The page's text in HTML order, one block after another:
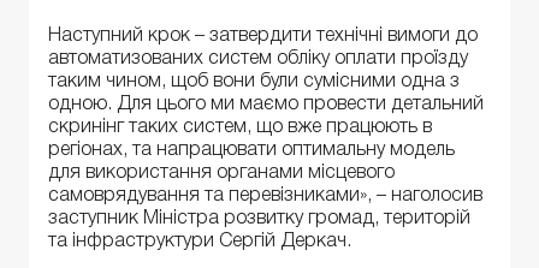
Наступний крок – затвердити технічні вимоги до
автоматизованих систем обліку оплати проїзду
таким чином, щоб вони були сумісними одна з
одною. Для цього ми маємо провести детальний
скринінг таких систем, що вже працюють в
регіонах, та напрацювати оптимальну модель
для використання органами місцевого
самоврядування та перевізниками», – наголосив
заступник Міністра розвитку громад, територій
та інфраструктури Сергій Деркач.